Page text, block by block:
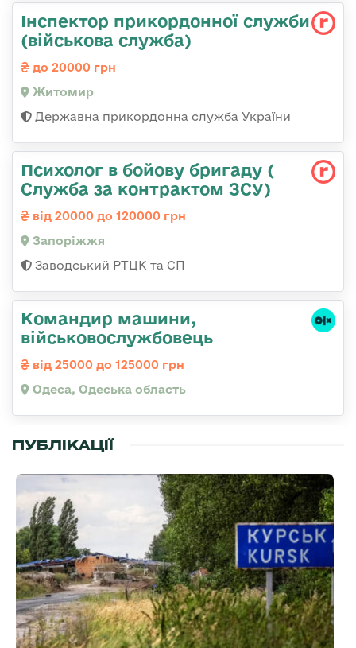
Інспектор прикордонної служби
(військова служба)
до 20000 грн
Житомир
Державна прикордонна служба України
Психолог в бойову бригаду (
Служба за контрактом ЗСУ)
від 20000 до 120000 грн
Запоріжжя
Заводський РТЦК та СП
Командир машини,
військовослужбовець
від 25000 до 125000 грн
Одеса, Одеська область
ПУБЛІКАЦІЇ